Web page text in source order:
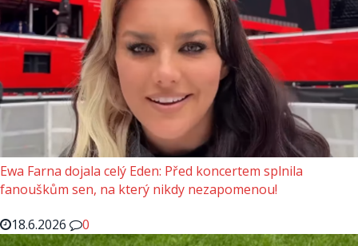
Ewa Farna dojala celý Eden: Před koncertem splnila
fanouškům sen, na který nikdy nezapomenou!
18.6.2026
0